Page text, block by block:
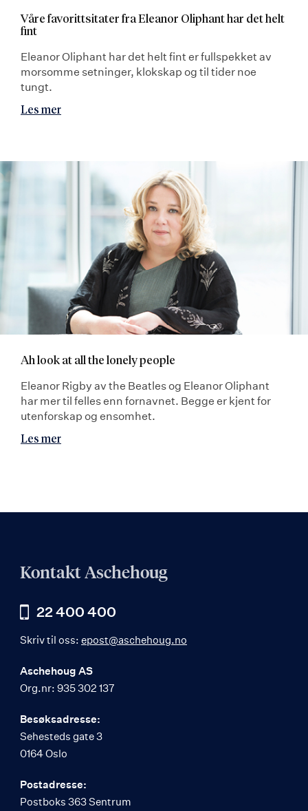
Våre favorittsitater fra Eleanor Oliphant har det helt
fint
Eleanor Oliphant har det helt fint er fullspekket av
morsomme setninger, klokskap og til tider noe
tungt.
Les mer
Ah look at all the lonely people
Eleanor Rigby av the Beatles og Eleanor Oliphant
har mer til felles enn fornavnet. Begge er kjent for
utenforskap og ensomhet.
Les mer
Kontakt Aschehoug
22 400 400
Skriv til oss: epost@aschehoug.no
Aschehoug AS
Org.nr: 935 302 137
Besøksadresse:
Sehesteds gate 3
0164 Oslo
Postadresse:
Postboks 363 Sentrum